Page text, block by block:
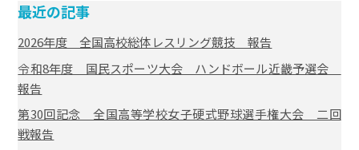
最近の記事
2026年度 全国高校総体レスリング競技 報告
令和8年度 国民スポーツ大会 ハンドボール近畿予選会
報告
第30回記念 全国高等学校女子硬式野球選手権大会 二回
戦報告